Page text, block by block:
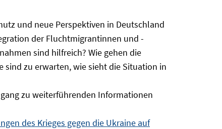
und neue Perspektiven in Deutschland
der Fluchtmigrantinnen und -
sind hilfreich? Wie gehen die
zu erwarten, wie sieht die Situation in
zu weiterführenden Informationen
des Krieges gegen die Ukraine auf